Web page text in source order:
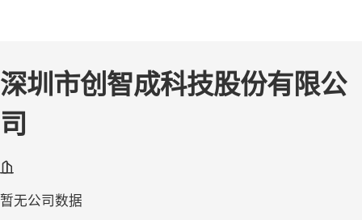
深圳市创智成科技股份有限公
司
暂无公司数据